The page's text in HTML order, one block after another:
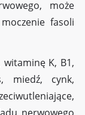
może
fasoli
witaminę K, B1,
miedź, cynk,